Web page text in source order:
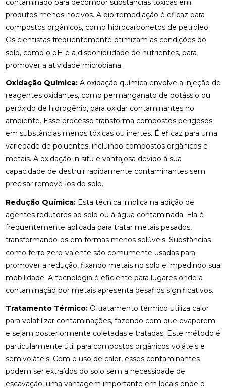
contaminado para decompor substâncias tóxicas em
produtos menos nocivos. A biorremediação é eficaz para
compostos orgânicos, como hidrocarbonetos de petróleo.
Os cientistas frequentemente otimizam as condições do
solo, como o pH e a disponibilidade de nutrientes, para
promover a atividade microbiana.
Oxidação Química:A oxidação química envolve a injeção de
reagentes oxidantes, como permanganato de potássio ou
peróxido de hidrogênio, para oxidar contaminantes no
ambiente. Esse processo transforma compostos perigosos
em substâncias menos tóxicas ou inertes. É eficaz para uma
variedade de poluentes, incluindo compostos orgânicos e
metais. A oxidação in situ é vantajosa devido à sua
capacidade de destruir rapidamente contaminantes sem
precisar removê-los do solo.
Redução Química:Esta técnica implica na adição de
agentes redutores ao solo ou à água contaminada. Ela é
frequentemente aplicada para tratar metais pesados,
transformando-os em formas menos solúveis. Substâncias
como ferro zero-valente são comumente usadas para
promover a redução, fixando metais no solo e impedindo sua
mobilidade. A tecnologia é eficiente para lugares onde a
contaminação por metais apresenta desafios significativos.
Tratamento Térmico:O tratamento térmico utiliza calor
para volatilizar contaminações, fazendo com que evaporem
e sejam posteriormente coletadas e tratadas. Este método é
particularmente útil para compostos orgânicos voláteis e
semivoláteis. Com o uso de calor, esses contaminantes
podem ser extraídos do solo sem a necessidade de
escavação, uma vantagem importante em locais onde o